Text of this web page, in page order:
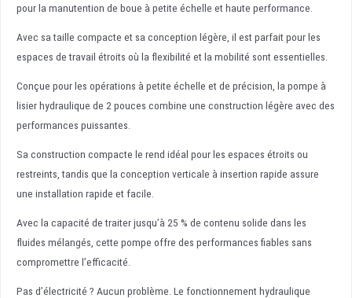
pour la manutention de boue à petite échelle et haute performance.
Avec sa taille compacte et sa conception légère, il est parfait pour les
espaces de travail étroits où la flexibilité et la mobilité sont essentielles.
Conçue pour les opérations à petite échelle et de précision, la pompe à
lisier hydraulique de 2 pouces combine une construction légère avec des
performances puissantes.
Sa construction compacte le rend idéal pour les espaces étroits ou
restreints, tandis que la conception verticale à insertion rapide assure
une installation rapide et facile.
Avec la capacité de traiter jusqu’à 25 % de contenu solide dans les
fluides mélangés, cette pompe offre des performances fiables sans
compromettre l’efficacité.
Pas d’électricité ? Aucun problème. Le fonctionnement hydraulique